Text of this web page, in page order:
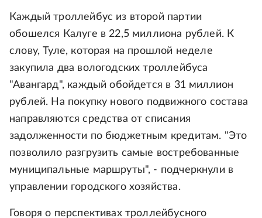
Каждый троллейбус из второй партии
обошелся Калуге в 22,5 миллиона рублей. К
слову, Туле, которая на прошлой неделе
закупила два вологодских троллейбуса
"Авангард", каждый обойдется в 31 миллион
рублей. На покупку нового подвижного состава
направляются средства от списания
задолженности по бюджетным кредитам. "Это
позволило разгрузить самые востребованные
муниципальные маршруты", - подчеркнули в
управлении городского хозяйства.
Говоря о перспективах троллейбусного